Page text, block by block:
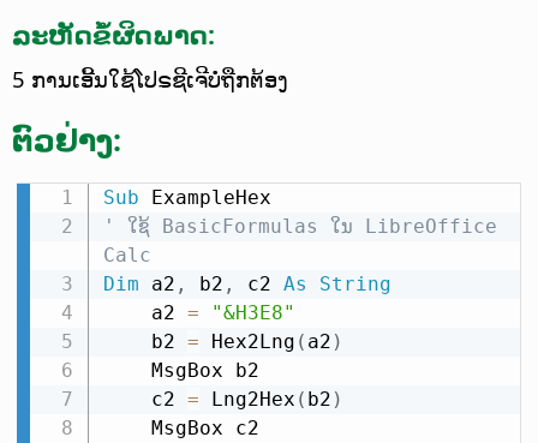
ລະຫັດຂໍ້ຜິດພາດ:
5 ການເອີ້ນໃຊ້ໂປຣຊີເຈີບໍ່ຖືກຕ້ອງ
ຕົວຢ່າງ:
Sub
' ໃຊ້ BasicFormulas ໃນ LibreOffice
Calc
Dim a2 , b2 , c2 As
String
    a2
=
"&H3E8"
    b2
= Hex2Lng ( a2 )
    c2
= Lng2Hex ( b2 )